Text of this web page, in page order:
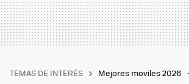
TEMAS DE INTERÉS Mejores moviles 2026